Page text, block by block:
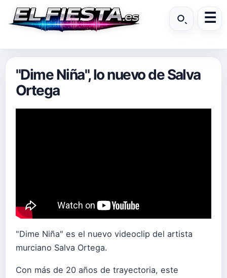
"Dime Niña", lo nuevo de Salva
Ortega
"Dime Niña" es el nuevo videoclip del artista
murciano Salva Ortega.
Con más de 20 años de trayectoria, este